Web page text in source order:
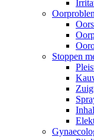
Stoppen